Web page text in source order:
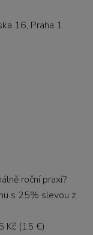
16, Praha 1
roční praxí?
s 25% slevou z
Kč (15 €)